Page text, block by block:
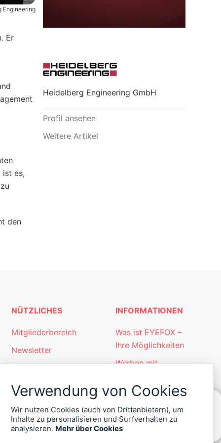
Engineering
Er
ist es,
den
Heidelberg Engineering GmbH
Profil ansehen
Weitere Artikel
NÜTZLICHES
Mitgliederbereich
Newsletter
INFORMATIONEN
Was ist EYEFOX –
Ihre Möglichkeiten
Werben mit
Kontakt
Datenschutz
Impressum
Verwendung von Cookies
Wir nutzen Cookies (auch von Drittanbietern), um
Inhalte zu personalisieren und Surfverhalten zu
analysieren. Mehr über Cookies